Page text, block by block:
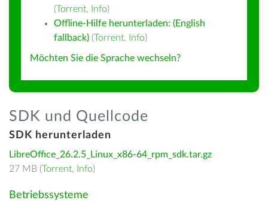
(Torrent, Info)
Offline-Hilfe herunterladen: (English
fallback) (Torrent, Info)
Möchten Sie die Sprache wechseln?
SDK und Quellcode
SDK herunterladen
LibreOffice_26.2.5_Linux_x86-64_rpm_sdk.tar.gz
27 MB (Torrent, Info)
Betriebssysteme